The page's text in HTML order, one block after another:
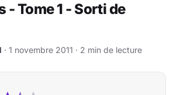
- Tome 1 - Sorti de
· 1 novembre 2011 · 2 min de lecture